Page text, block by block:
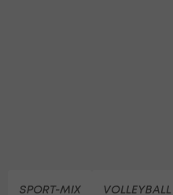
SPORT-MIX VOLLEYBALL